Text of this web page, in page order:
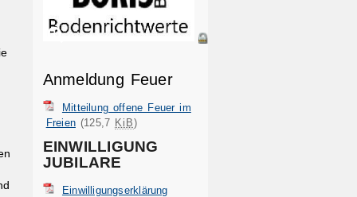
Anmeldung Feuer
Mitteilung offene Feuer im
Freien (125,7 KiB)
EINWILLIGUNG
JUBILARE
Einwilligungserklärung